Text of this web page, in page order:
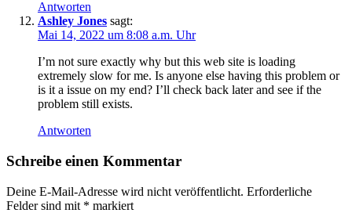
Antworten
Ashley Jones sagt:
Mai 14, 2022 um 8:08 a.m. Uhr
I’m not sure exactly why but this web site is loading
extremely slow for me. Is anyone else having this problem or
is it a issue on my end? I’ll check back later and see if the
problem still exists.
Antworten
Schreibe einen Kommentar
Deine E-Mail-Adresse wird nicht veröffentlicht. Erforderliche
Felder sind mit * markiert